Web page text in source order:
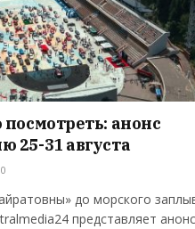
анонс
25-31 августа
до морского
представляет анонс